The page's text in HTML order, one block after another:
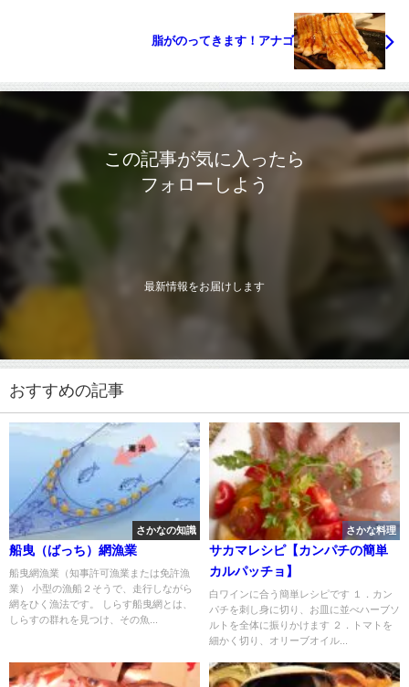
脂がのってきます！アナゴ
この記事が気に入ったら
フォローしよう
最新情報をお届けします
おすすめの記事
さかなの知識
船曳（ばっち）網漁業
船曳網漁業（知事許可漁業または免許漁
業） 小型の漁船２そうで、走行しながら
網をひく漁法です。 しらす船曳網とは、
しらすの群れを見つけ、その魚...
さかな料理
サカマレシピ【カンパチの簡単
カルパッチョ】
白ワインに合う簡単レシピです １．カン
パチを刺し身に切り、お皿に並べハーブソ
ルトを全体に振りかけます ２．トマトを
細かく切り、オリーブオイル...